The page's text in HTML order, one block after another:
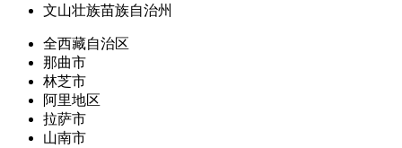
文山壮族苗族自治州
全西藏自治区
那曲市
林芝市
阿里地区
拉萨市
山南市